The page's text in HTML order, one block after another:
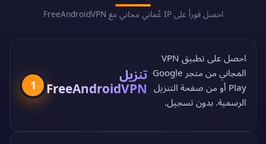
احصل فوراً على IP عُماني مجاني مع FreeAndroidVPN
1
تنزيل
FreeAndroidVPN
احصل على تطبيق VPN
المجاني من
متجر Google
Play أو من صفحة التنزيل
الرسمية. بدون تسجيل.